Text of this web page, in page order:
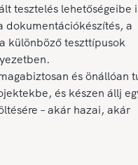
tesztelés lehetőségeibe
dokumentációkészítés, a
különböző teszttípusok
és önállóan
és készen állj
– akár hazai, akár